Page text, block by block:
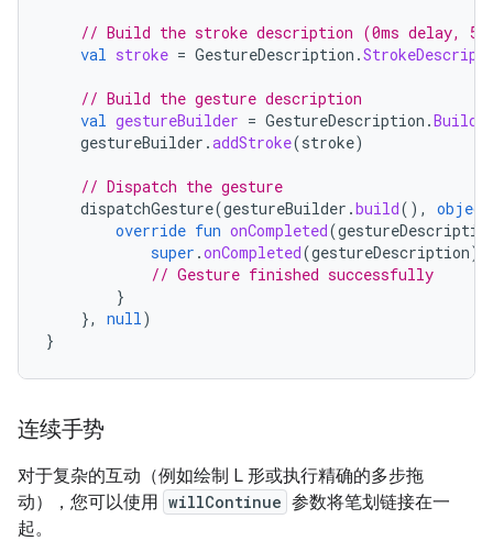
// Build the stroke description (0ms delay,
val stroke = GestureDescription .
// Build the gesture description
val gestureBuilder = GestureDescription .
gestureBuilder .addStroke(stroke)
// Dispatch the gesture
dispatchGesture(gestureBuilder .build(),
object
override fun onCompleted(
super .onCompleted(gestureDescription)
// Gesture finished successfully
}
},
null)
}
连续手势
对于复杂的互动（例如绘制 L 形或执行精确的多步拖
动），您可以使用 willContinue 参数将笔划链接在一
起。